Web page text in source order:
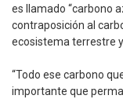
es llamado “carbono
contraposición al
ecosistema terrestre
“Todo ese carbono
importante que